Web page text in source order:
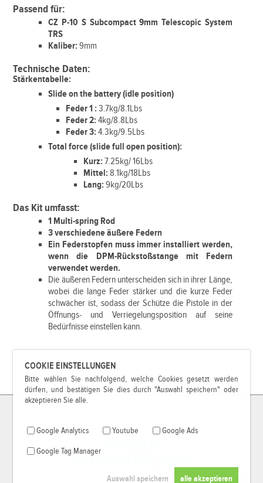
COOKIE EINSTELLUNGEN
Bitte wählen Sie nachfolgend, welche Cookies gesetzt werden
dürfen, und bestätigen Sie dies durch "Auswahl speichern" oder
akzeptieren Sie alle.
Google Analytics Youtube Google Ads
Google Tag Manager
Passend für:
CZ P-10 S Subcompact 9mm Telescopic System
TRS
Kaliber: 9mm
Technische Daten:
Stärkentabelle:
Slide on the battery (idle position)
Feder 1 :3.7kg/8.1Lbs
Feder 2:4kg/8.8Lbs
Feder 3:4.3kg/9.5Lbs
Total force (slide full open position):
Kurz:7.25kg/ 16Lbs
Mittel:8.1kg/18Lbs
Lang:9kg/20Lbs
Das Kit umfasst:
1 Multi-spring Rod
3 verschiedene äußere Federn
Ein Federstopfen muss immer installiert werden,
wenn die DPM-Rückstoßstange mit Federn
verwendet werden.
Die äußeren Federn unterscheiden sich in ihrer Länge,
wobei die lange Feder stärker und die kurze Feder
schwächer ist, sodass der Schütze die Pistole in der
Öffnungs- und Verriegelungsposition auf seine
Bedürfnisse einstellen kann.